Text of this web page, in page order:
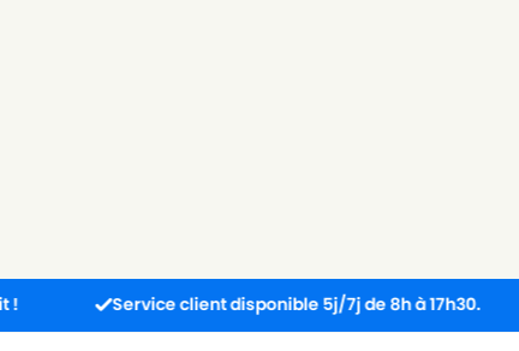
Service client disponible 5j/7j de 8h à 17h30.